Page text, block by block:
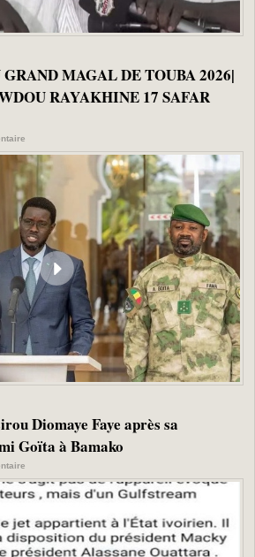
MAGAL DE TOUBA 2026|
RAYAKHINE 17 SAFAR
Diomaye Faye après sa
Goïta à Bamako